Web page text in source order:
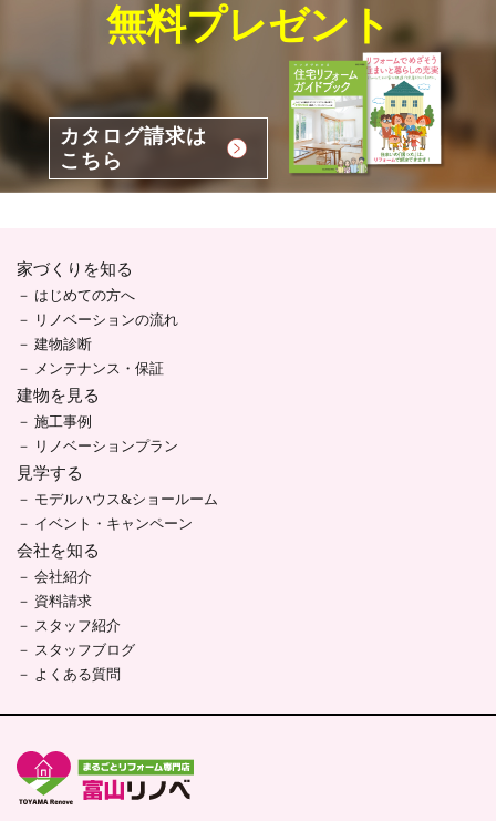
無料プレゼント
カタログ請求は
こちら
家づくりを知る
はじめての方へ
リノベーションの流れ
建物診断
メンテナンス・保証
建物を見る
施工事例
リノベーションプラン
見学する
モデルハウス&ショールーム
イベント・キャンペーン
会社を知る
会社紹介
資料請求
スタッフ紹介
スタッフブログ
よくある質問